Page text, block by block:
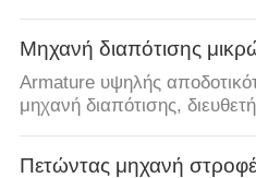
Μηχανή διαπότισης
Armature υψηλής
μηχανή διαπότισης,
Πετώντας μηχανή